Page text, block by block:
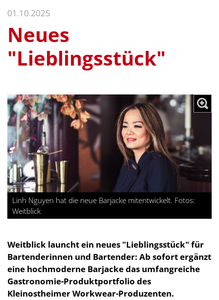
01.10.2025
Neues
"Lieblingsstück"
Linh Nguyen hat die neue Barjacke mitentwickelt. Fotos:
Weitblick
Weitblick launcht ein neues "Lieblingsstück" für
Bartenderinnen und Bartender: Ab sofort ergänzt
eine hochmoderne Barjacke das umfangreiche
Gastronomie-Produktportfolio des
Kleinostheimer Workwear-Produzenten.